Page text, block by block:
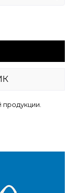
продукции.